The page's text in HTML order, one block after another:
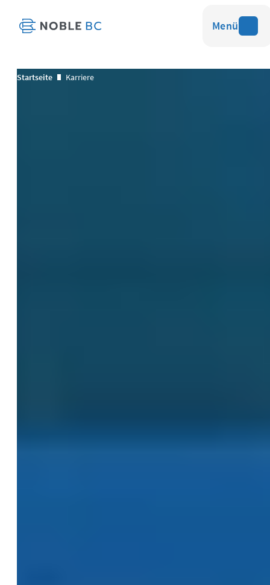
Menü
Startseite Karriere